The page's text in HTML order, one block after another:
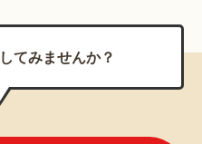
してみませんか？